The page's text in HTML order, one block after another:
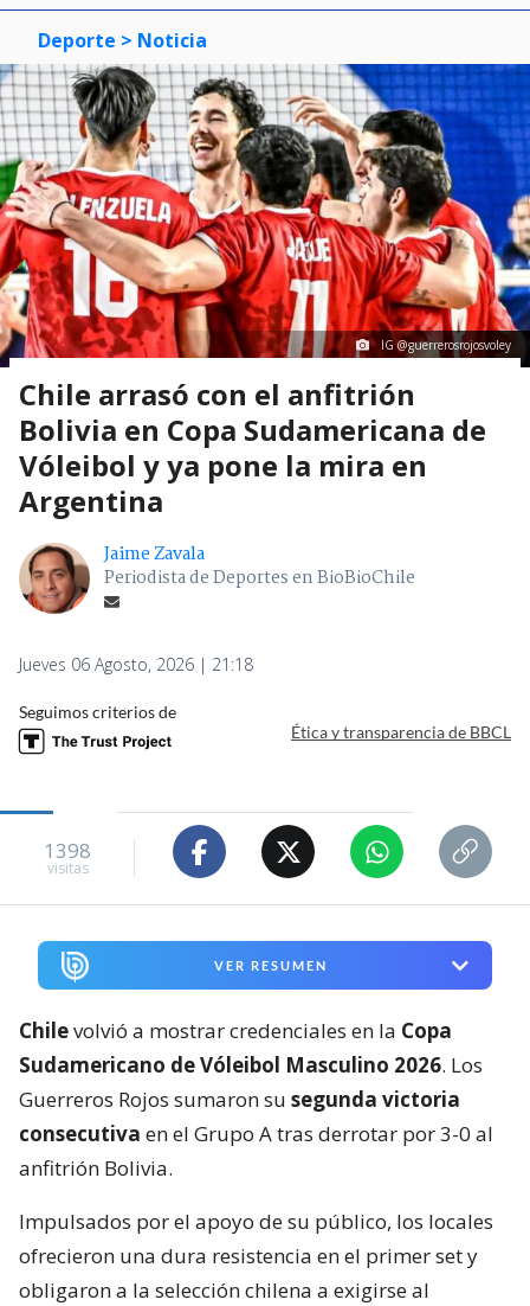
Deporte > Noticia
IG @guerrerosrojosvoley
Chile arrasó con el anfitrión
Bolivia en Copa Sudamericana de
Vóleibol y ya pone la mira en
Argentina
Jaime Zavala
Periodista de Deportes en BioBioChile
Jueves 06 Agosto, 2026 | 21:18
Seguimos criterios de
Ética y transparencia de BBCL
1398
visitas
VER RESUMEN
Chilevolvió a mostrar credenciales en la Copa
Sudamericano de Vóleibol Masculino 2026. Los
Guerreros Rojos sumaron su segunda victoria
consecutiva en el Grupo A tras derrotar por 3-0 al
anfitrión Bolivia.
Impulsados por el apoyo de su público, los locales
ofrecieron una dura resistencia en el primer set y
obligaron a la selección chilena a exigirse al